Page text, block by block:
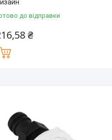
до відправки
₴